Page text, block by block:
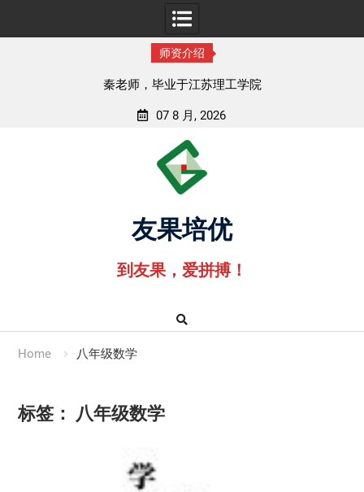
师资介绍
孟老师，毕业于湖
07 8 月, 2026
友果培优
到友果，爱拼搏！
Home 八年级数学
标签： 八年级数学